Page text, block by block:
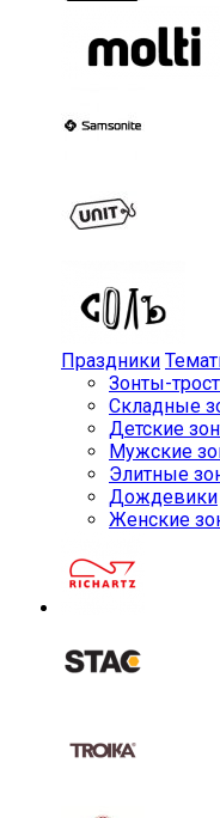
Праздники
Зонты-
Складные
Детские
Мужские
Элитные
Дождевики
Женские